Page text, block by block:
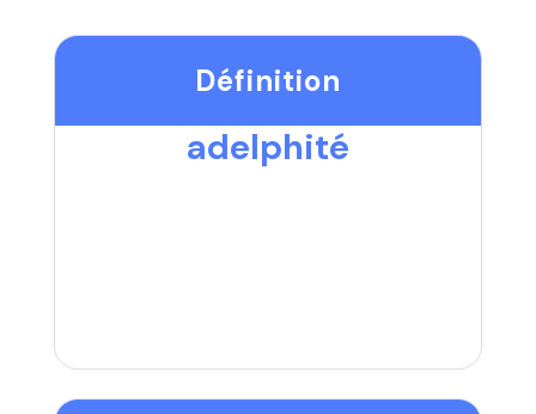
Définition
adelphité